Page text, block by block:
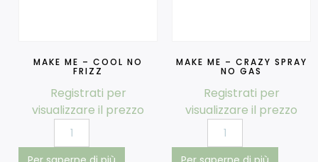
MAKE ME – COOL NO
FRIZZ
Registrati per
visualizzare il prezzo
MAKE ME – CRAZY SPRAY
NO GAS
Registrati per
visualizzare il prezzo